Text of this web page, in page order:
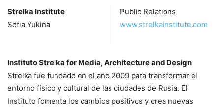
Strelka Institute
Sofia Yukina
Public Relations
www.strelkainstitute.com
Instituto Strelka for Media, Architecture and Design
Strelka fue fundado en el año 2009 para transformar el
entorno físico y cultural de las ciudades de Rusia. El
Instituto fomenta los cambios positivos y crea nuevas